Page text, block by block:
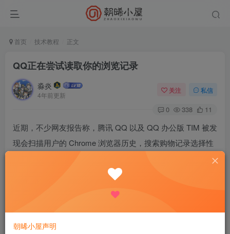
首页 技术教程 正文
QQ正在尝试读取你的浏览记录
淼炎
4年前更新
关注 私信
0 338 11
近期，不少网友报告称，腾讯 QQ 以及 QQ 办公版 TIM 被发
现会扫描用户的 Chrome 浏览器历史，搜索购物记录选择性
试读取用户浏览记录时，被某安全软件拦截，继而被该网友
朝晞小屋声明